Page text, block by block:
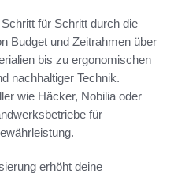
für Schritt durch die
Budget und Zeitrahmen über
bis zu ergonomischen
nachhaltiger Technik.
wie Häcker, Nobilia oder
für
erhöht deine